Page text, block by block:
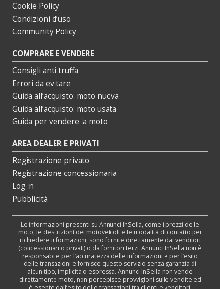
Cookie Policy
Condizioni d’uso
Community Policy
COMPRARE E VENDERE
Consigli anti truffa
Errori da evitare
Guida all’acquisto: moto nuova
Guida all’acquisto: moto usata
Guida per vendere la moto
AREA DEALER E PRIVATI
Registrazione privato
Registrazione concessionaria
Log in
Pubblicità
Le informazioni presenti su Annunci InSella, come i prezzi delle
moto, le descrizioni dei motoveicoli e le modalità di contatto per
richiedere informazioni, sono fornite direttamente dai venditori
(concessionari o privati) o da fornitori terzi. Annunci InSella non è
responsabile per l’accuratezza delle informazioni e per l’esito
delle transazioni e fornisce questo servizio senza garanzia di
alcun tipo, implicita o espressa. Annunci InSella non vende
direttamente moto, non percepisce provvigioni sulle vendite ed
è esente dall’esito delle transazioni tra clienti e venditori.